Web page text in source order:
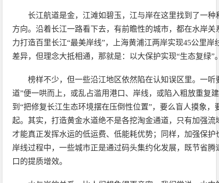
长江航道是金，江滩如碧玉，江与岸在这里找到了一
方向。沿着长江一路看下去，有前瞻性的城市，都在水岸
力打造百里长江“最美岸线”，上海黄浦江两岸实现45公里
差异，但理念大抵相通，那就是：以大保护实现“生态复绿”
榜样不少，但一些沿江地区依然陷在认知误区里。一听
道”便一哄而上，或乱占滥用港口、岸线，或陷入粗放重复
到“把修复长江生态环境摆在压倒性位置”，要么盲人摸象
起。其实，打造黄金水道绝不是各挖淘金通道，只有加强
才能真正发挥水运的低运费、低能耗优势；同样，加强保
岸线过程中，一些城市正是通过码头集约化发展，既节省
口的提质增效。